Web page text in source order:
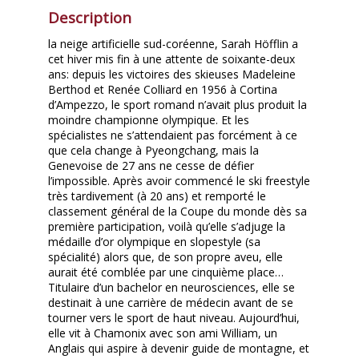
Description
la neige artificielle sud-coréenne, Sarah Höfflin a
cet hiver mis fin à une attente de soixante-deux
ans: depuis les victoires des skieuses Madeleine
Berthod et Renée Colliard en 1956 à Cortina
d’Ampezzo, le sport romand n’avait plus produit la
moindre championne olympique. Et les
spécialistes ne s’attendaient pas forcément à ce
que cela change à Pyeongchang, mais la
Genevoise de 27 ans ne cesse de défier
l’impossible. Après avoir commencé le ski freestyle
très tardivement (à 20 ans) et remporté le
classement général de la Coupe du monde dès sa
première participation, voilà qu’elle s’adjuge la
médaille d’or olympique en slopestyle (sa
spécialité) alors que, de son propre aveu, elle
aurait été comblée par une cinquième place…
Titulaire d’un bachelor en neurosciences, elle se
destinait à une carrière de médecin avant de se
tourner vers le sport de haut niveau. Aujourd’hui,
elle vit à Chamonix avec son ami William, un
Anglais qui aspire à devenir guide de montagne, et